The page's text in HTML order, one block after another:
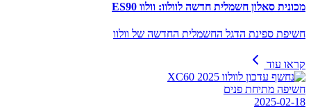
מכונית סאלון חשמלית חדשה לוולוו: וולוו ES90
חשיפת ספינת הדגל החשמלית החדשה של וולוו
קראו עוד
חשיפה מתיחת פנים
2025-02-18